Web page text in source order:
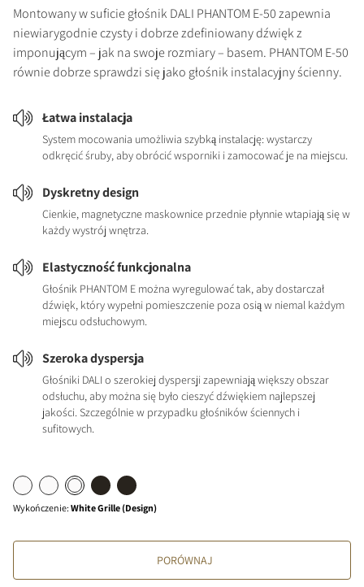
Montowany w suficie głośnik DALI PHANTOM E-50 zapewnia
niewiarygodnie czysty i dobrze zdefiniowany dźwięk z
imponującym – jak na swoje rozmiary – basem. PHANTOM E-50
równie dobrze sprawdzi się jako głośnik instalacyjny ścienny.
Łatwa instalacja
System mocowania umożliwia szybką instalację: wystarczy
odkręcić śruby, aby obrócić wsporniki i zamocować je na miejscu.
Dyskretny design
Cienkie, magnetyczne maskownice przednie płynnie wtapiają się w
każdy wystrój wnętrza.
Elastyczność funkcjonalna
Głośnik PHANTOM E można wyregulować tak, aby dostarczał
dźwięk, który wypełni pomieszczenie poza osią w niemal każdym
miejscu odsłuchowym.
Szeroka dyspersja
Głośniki DALI o szerokiej dyspersji zapewniają większy obszar
odsłuchu, aby można się było cieszyć dźwiękiem najlepszej
jakości. Szczególnie w przypadku głośników ściennych i
sufitowych.
Wykończenie: White Grille (Design)
PORÓWNAJ